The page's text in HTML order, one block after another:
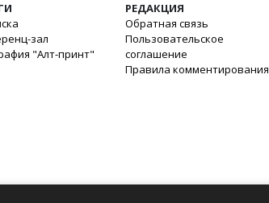
зал
"Алт-принт"
РЕДАКЦИЯ
Обратная связь
Пользовательское
соглашение
Правила комментирования